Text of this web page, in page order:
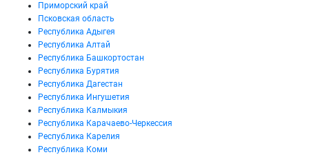
Приморский край
Псковская область
Республика Адыгея
Республика Алтай
Республика Башкортостан
Республика Бурятия
Республика Дагестан
Республика Ингушетия
Республика Калмыкия
Республика Карачаево-Черкессия
Республика Карелия
Республика Коми